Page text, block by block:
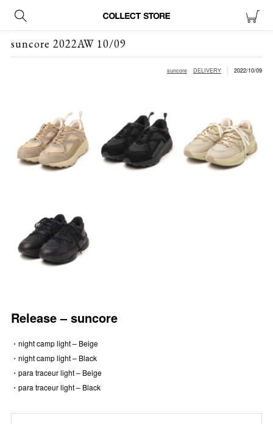
suncore 2022AW 10/09
suncore DELIVERY 2022/10/09
Release – suncore
・night camp light – Beige
・night camp light – Black
・para traceur light – Beige
・para traceur light – Black